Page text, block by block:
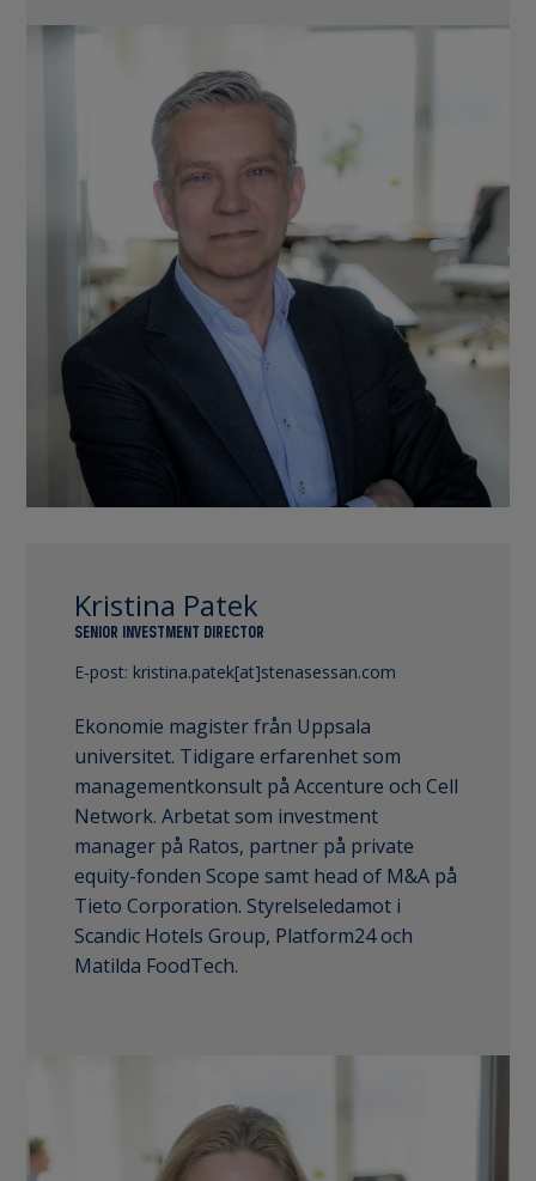
Kristina Patek
SENIOR INVESTMENT DIRECTOR
E-post: kristina.patek[at]stenasessan.com
Ekonomie magister från Uppsala
universitet. Tidigare erfarenhet som
managementkonsult på Accenture och Cell
Network. Arbetat som investment
manager på Ratos, partner på private
equity-fonden Scope samt head of M&A på
Tieto Corporation. Styrelseledamot i
Scandic Hotels Group, Platform24 och
Matilda FoodTech.